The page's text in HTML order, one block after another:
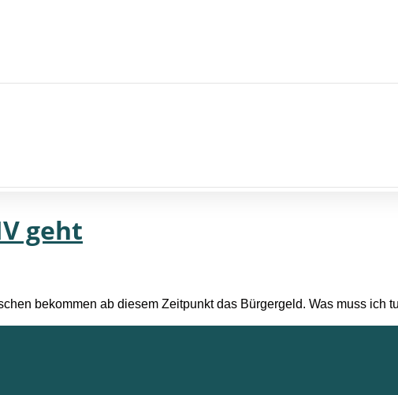
geht
bekommen ab diesem Zeitpunkt das Bürgergeld. Was muss ich